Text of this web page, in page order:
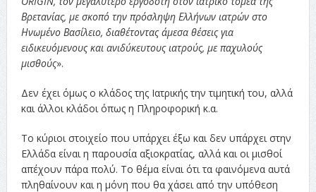
Βρετανίας, με σκοπό την πρόσληψη Ελλήνων ιατρών στο
Ηνωμένο Βασίλειο, διαθέτοντας άμεσα θέσεις για
ειδικευόμενους και ανιδύκευτους ιατρούς, με παχυλούς
μισθούς».
Δεν έχει όμως ο κλάδος της Ιατρικής την τιμητική του, αλλά
και άλλοι κλάδοι όπως η Πληροφορική κ.α.
Το κύριοι στοιχείο που υπάρχει έξω και δεν υπάρχει στην
Ελλάδα είναι η παρουσία αξιοκρατίας, αλλά και οι μισθοί
απέχουν πάρα πολύ. Το θέμα είναι ότι τα φαινόμενα αυτά
πληθαίνουν και η μόνη που θα χάσει από την υπόθεση